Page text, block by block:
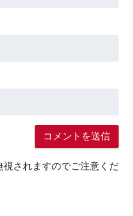
視されますのでご注意くだ